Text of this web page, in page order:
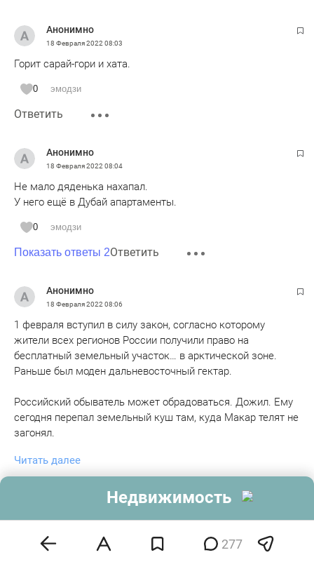
Анонимно
18 Февраля 2022 08:03
Горит сарай-гори и хата.
0 эмодзи
Ответить
Анонимно
18 Февраля 2022 08:04
Не мало дяденька нахапал.
У него ещё в Дубай апартаменты.
0 эмодзи
Показать ответы 2Ответить
Анонимно
18 Февраля 2022 08:06
1 февраля вступил в силу закон, согласно которому
жители всех регионов России получили право на
бесплатный земельный участок… в арктической зоне.
Раньше был моден дальневосточный гектар.
Российский обыватель может обрадоваться. Дожил. Ему
сегодня перепал земельный куш там, куда Макар телят не
загонял.
А несколькими днями раньше депутаты Госдумы приняли
закон, разрешающий приватизацию земли в
водоохранных зонах. Для российских толстосумов и
отнюдь не в Арктике. По всей РФ. Документ разрешает
если они примыкают к водным объектам страны. Речь
идет об участках санитарного пояса, созданного для
Читать далее
Анонимно 277
Недвижимость